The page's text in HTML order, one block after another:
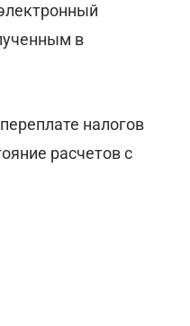
в
налогов
расчетов с